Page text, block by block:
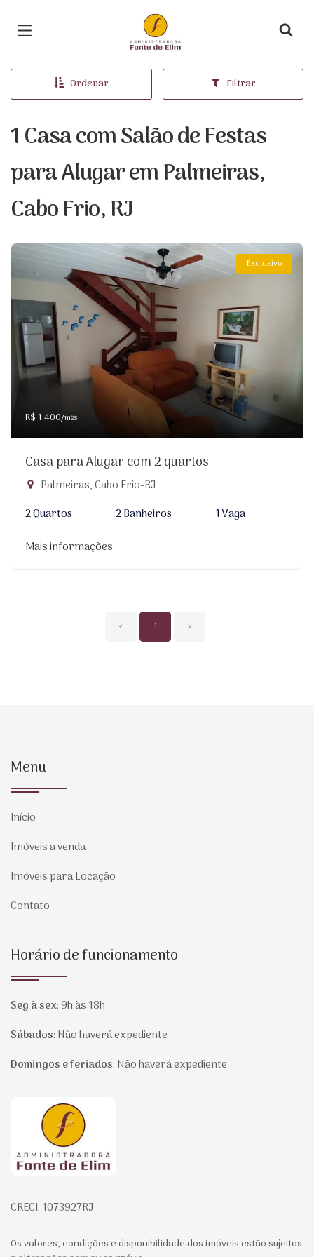
Página inicial
Ordenar Filtrar
1 Casa com Salão de Festas
para Alugar em Palmeiras,
Cabo Frio, RJ
Exclusivo
R$ 1.400/mês
Casa para Alugar com 2 quartos
Palmeiras, Cabo Frio-RJ
2 Quartos
2 Banheiros
1 Vaga
Mais informações
‹ 1 ›
Menu
Início
Imóveis a venda
Imóveis para Locação
Contato
Horário de funcionamento
Seg à sex:9h às 18h
Sábados: Não haverá expediente
Domingos e feriados: Não haverá expediente
Página inicial
CRECI: 1073927RJ
Os valores, condições e disponibilidade dos imóveis estão sujeitos